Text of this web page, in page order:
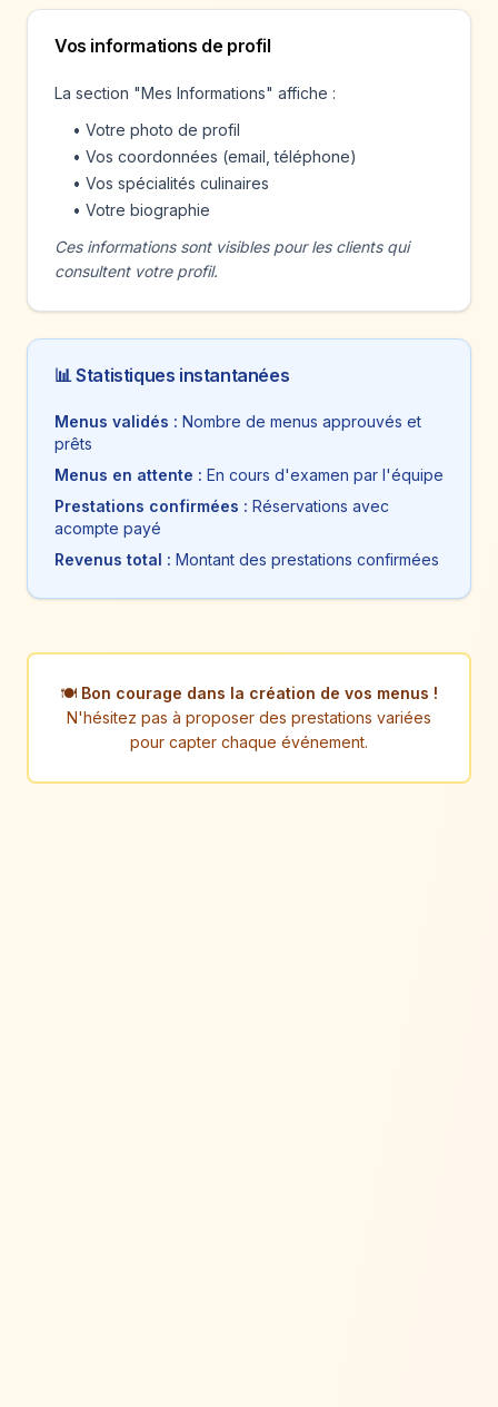
Vos informations de profil
La section "Mes Informations" affiche :
• Votre photo de profil
• Vos coordonnées (email, téléphone)
• Vos spécialités culinaires
• Votre biographie
Ces informations sont visibles pour les clients qui
consultent votre profil.
📊 Statistiques instantanées
Menus validés : Nombre de menus approuvés et
prêts
Menus en attente : En cours d'examen par l'équipe
Prestations confirmées : Réservations avec
acompte payé
Revenus total : Montant des prestations confirmées
🍽️ Bon courage dans la création de vos menus !
N'hésitez pas à proposer des prestations variées
pour capter chaque événement.